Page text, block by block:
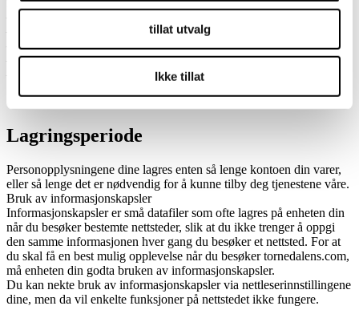
tillat utvalg
Ikke tillat
– Bestillingsdata (artikkel, farge, størrelse, pris, etc.)
– Pris-/betalingsinformasjon
Lagringsperiode
Personopplysningene dine lagres enten så lenge kontoen din varer,
eller så lenge det er nødvendig for å kunne tilby deg tjenestene våre.
Bruk av informasjonskapsler
Informasjonskapsler er små datafiler som ofte lagres på enheten din
når du besøker bestemte nettsteder, slik at du ikke trenger å oppgi
den samme informasjonen hver gang du besøker et nettsted. For at
du skal få en best mulig opplevelse når du besøker tornedalens.com,
må enheten din godta bruken av informasjonskapsler.
Du kan nekte bruk av informasjonskapsler via nettleserinnstillingene
dine, men da vil enkelte funksjoner på nettstedet ikke fungere.